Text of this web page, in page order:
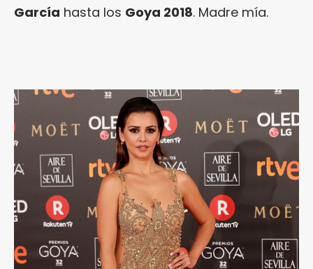
García hasta los Goya 2018. Madre mía.